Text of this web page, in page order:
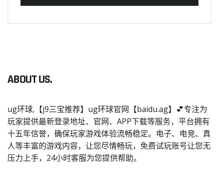
ABOUT US.
ug环球,【j9三宝推荐】ug环球官网【baidu.ag】💕专注为
玩家提供最新登录地址、官网、APP下载等服务，平台拥有
十五年信誉，确保玩家游戏体验流畅稳定。电子、电竞、真
人等丰富的游戏内容，让您尽情畅玩，免费试玩账号让您无
压力上手，24小时客服为您提供帮助。